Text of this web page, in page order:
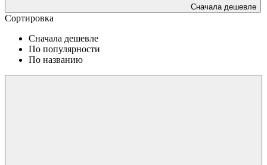
Сначала дешевле
Сортировка
Сначала дешевле
По популярности
По названию